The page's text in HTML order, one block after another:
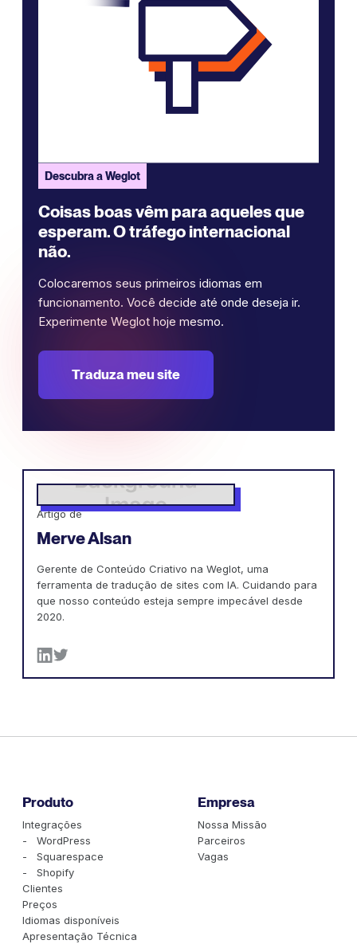
Descubra a Weglot
Coisas boas vêm para aqueles que
esperam. O tráfego internacional
não.
Colocaremos seus primeiros idiomas em
funcionamento. Você decide até onde deseja ir.
Experimente Weglot hoje mesmo.
Traduza meu site
Artigo de
Merve Alsan
Gerente de Conteúdo Criativo na Weglot, uma
ferramenta de tradução de sites com IA. Cuidando para
que nosso conteúdo esteja sempre impecável desde
2020.
Produto
Integrações
- WordPress
- Squarespace
- Shopify
Clientes
Preços
Idiomas disponíveis
Apresentação Técnica
Empresa
Nossa Missão
Parceiros
Vagas